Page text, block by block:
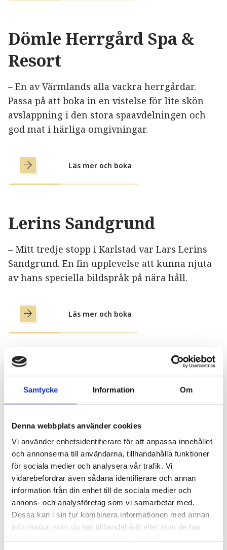
Samtycke Information Om
Denna webbplats använder cookies
Vi använder enhetsidentifierare för att anpassa innehållet
och annonserna till användarna, tillhandahålla funktioner
för sociala medier och analysera vår trafik. Vi
vidarebefordrar även sådana identifierare och annan
information från din enhet till de sociala medier och
annons- och analysföretag som vi samarbetar med.
Dessa kan i sin tur kombinera informationen med annan
information som du har tillhandahållit eller som de har
Dömle Herrgård Spa &
Resort
– En av Värmlands alla vackra herrgårdar.
Passa på att boka in en vistelse för lite skön
avslappning i den stora spaavdelningen och
god mat i härliga omgivningar.
Läs mer och boka
Lerins Sandgrund
– Mitt tredje stopp i Karlstad var Lars Lerins
Sandgrund. En fin upplevelse att kunna njuta
av hans speciella bildspråk på nära håll.
Läs mer och boka
Ölme Prästgård &
Gästgiveri
herrgårdsbyggnad med anor från 1700-talet.
Njut av vällagad mat från lokala råvaror och
sov gott i något av de åtta nyrenoverade
rummen.
Läs mer och boka